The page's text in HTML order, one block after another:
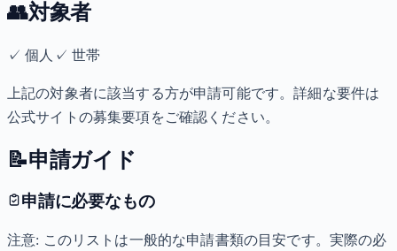
👥対象者
✓個人 ✓ 世帯
上記の対象者に該当する方が申請可能です。詳細な要件は
公式サイトの募集要項をご確認ください。
📝申請ガイド
申請に必要なもの
注意: このリストは一般的な申請書類の目安です。実際の必